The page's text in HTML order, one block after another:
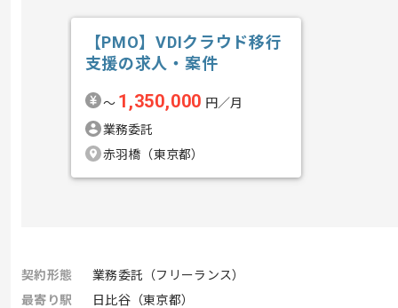
【PMO】VDIクラウド移行
支援の求人・案件
〜 1,350,000 円／月
業務委託
赤羽橋（東京都）
契約形態
業務委託（フリーランス）
最寄り駅
日比谷（東京都）